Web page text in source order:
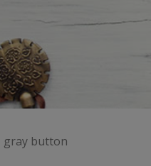
Χερούλια Τσάντας
Ιμάντες
Πλέγματα
gray button